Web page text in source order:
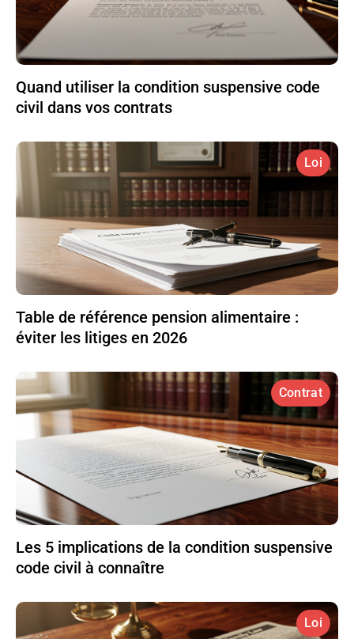
Quand utiliser la condition suspensive code
civil dans vos contrats
Loi
Table de référence pension alimentaire :
éviter les litiges en 2026
Contrat
Les 5 implications de la condition suspensive
code civil à connaître
Loi